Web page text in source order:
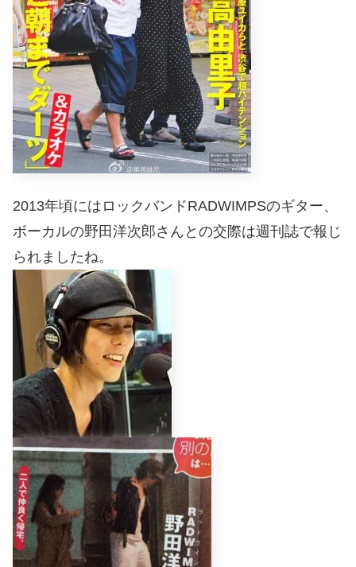
2013年頃にはロックバンドRADWIMPSのギター、
ボーカルの野田洋次郎さんとの交際は週刊誌で報じ
られましたね。